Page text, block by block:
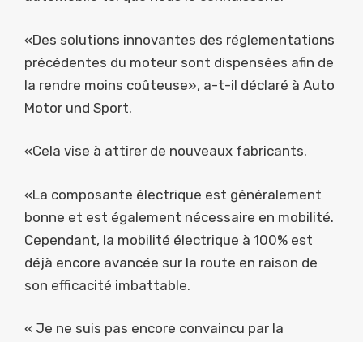
«Des solutions innovantes des réglementations
précédentes du moteur sont dispensées afin de
la rendre moins coûteuse», a-t-il déclaré à Auto
Motor und Sport.
«Cela vise à attirer de nouveaux fabricants.
«La composante électrique est généralement
bonne et est également nécessaire en mobilité.
Cependant, la mobilité électrique à 100% est
déjà encore avancée sur la route en raison de
son efficacité imbattable.
« Je ne suis pas encore convaincu par la